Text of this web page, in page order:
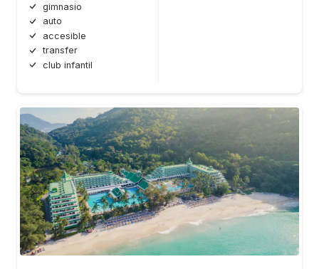
gimnasio
auto
accesible
transfer
club infantil